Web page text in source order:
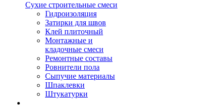
Сухие строительные смеси
Гидроизоляция
Затирки для швов
Клей плиточный
Монтажные и
кладочные смеси
Ремонтные составы
Ровнители пола
Сыпучие материалы
Шпаклевки
Штукатурки